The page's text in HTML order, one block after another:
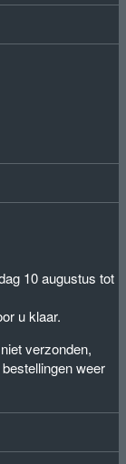
10 augustus tot
u klaar.
verzonden,
weer